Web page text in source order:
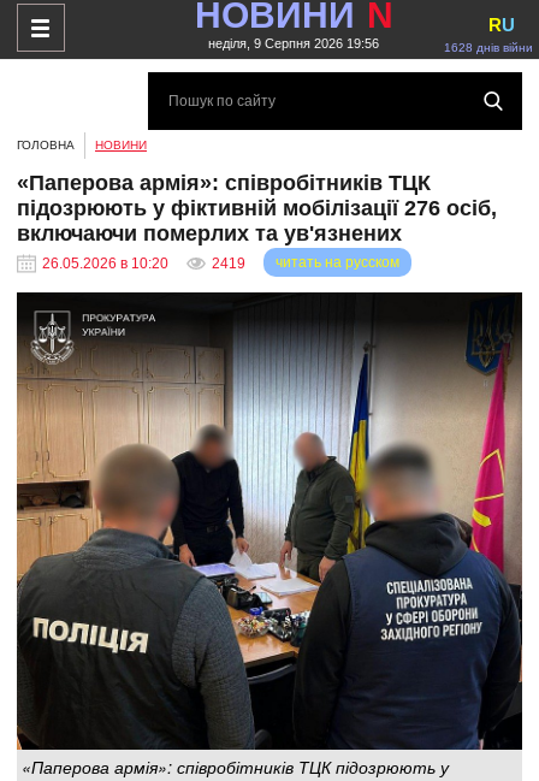
НОВИНИ N
неділя, 9 Серпня 2026 19:56 1628 днів війни
RU
ГОЛОВНА НОВИНИ
«Паперова армія»: співробітників ТЦК
підозрюють у фіктивній мобілізації 276 осіб,
включаючи померлих та ув'язнених
26.05.2026 в 10:20 2419 читать на русском
«Паперова армія»: співробітників ТЦК підозрюють у